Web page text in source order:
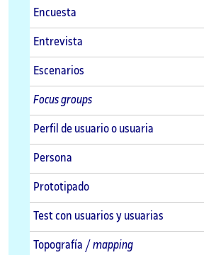
Encuesta
Entrevista
Escenarios
Focus groups
Perfil de usuario o usuaria
Persona
Prototipado
Test con usuarios y usuarias
Topografía / mapping